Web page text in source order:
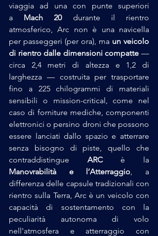
viaggia ad una con punte superiori
a Mach 20 durante il rientro
atmosferico, Arc non è una navicella
per passeggeri (per ora), ma un veicolo
di rientro dalle dimensioni compatte —
circa 2,4 metri di altezza e 1,2 di
larghezza — costruita per trasportare
fino a 225 chilogrammi di materiali
sensibili o mission-critical, come nel
caso di forniture mediche, componenti
elettronici o persino droni che possono
essere lanciati dallo spazio e atterrare
senza bisogno di piste, quello che
contraddistingue ARC
Manovrabilità e l’Atterraggio , a
differenza delle capsule tradizionali con
rientro sulla Terra, Arc è un veicolo con
capacità di sostentamento con la
peculiarità autonoma di volo
nell'atmosfera e atterraggio con